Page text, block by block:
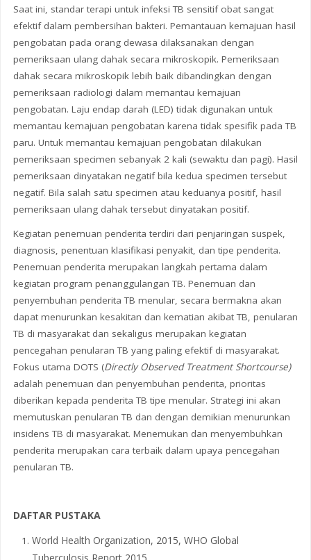
Saat ini, standar terapi untuk infeksi TB sensitif obat sangat
efektif dalam pembersihan bakteri. Pemantauan kemajuan hasil
pengobatan pada orang dewasa dilaksanakan dengan
pemeriksaan ulang dahak secara mikroskopik. Pemeriksaan
dahak secara mikroskopik lebih baik dibandingkan dengan
pemeriksaan radiologi dalam memantau kemajuan
pengobatan. Laju endap darah (LED) tidak digunakan untuk
memantau kemajuan pengobatan karena tidak spesifik pada TB
paru. Untuk memantau kemajuan pengobatan dilakukan
pemeriksaan specimen sebanyak 2 kali (sewaktu dan pagi). Hasil
pemeriksaan dinyatakan negatif bila kedua specimen tersebut
negatif. Bila salah satu specimen atau keduanya positif, hasil
pemeriksaan ulang dahak tersebut dinyatakan positif.
Kegiatan penemuan penderita terdiri dari penjaringan suspek,
diagnosis, penentuan klasifikasi penyakit, dan tipe penderita.
Penemuan penderita merupakan langkah pertama dalam
kegiatan program penanggulangan TB. Penemuan dan
penyembuhan penderita TB menular, secara bermakna akan
dapat menurunkan kesakitan dan kematian akibat TB, penularan
TB di masyarakat dan sekaligus merupakan kegiatan
pencegahan penularan TB yang paling efektif di masyarakat.
Fokus utama DOTS (Directly Observed Treatment Shortcourse)
adalah penemuan dan penyembuhan penderita, prioritas
diberikan kepada penderita TB tipe menular. Strategi ini akan
memutuskan penularan TB dan dengan demikian menurunkan
insidens TB di masyarakat. Menemukan dan menyembuhkan
penderita merupakan cara terbaik dalam upaya pencegahan
penularan TB.
DAFTAR PUSTAKA
World Health Organization, 2015, WHO Global